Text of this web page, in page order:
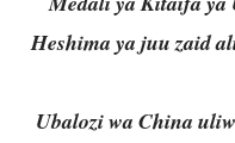
Heshima ya juu zaid
Ubalozi wa China